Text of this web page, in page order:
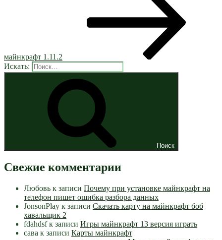
майнкрафт 1.11.2
Искать:
Поиск
Свежие комментарии
Любовь к записи Почему при установке майнкрафт на
телефон пишет ошибка разбора данных
JonsonPlay к записи Скачать карту на майнкрафт боб
хавальщик 2
fdahdsfк записи Игры майнкрафт 13 версия играть
сава к записи Карты майнкрафт